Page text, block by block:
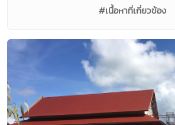
#เนื้อหาที่เกี่ยวข้อง